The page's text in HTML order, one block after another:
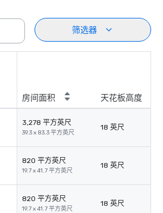
筛选器
房间面积 天花板高度
3,278 平方英尺
39.3 x 83.3 平方英尺
18 英尺
820 平方英尺
19.7 x 41.7 平方英尺
18 英尺
820 平方英尺
19.7 x 41.7 平方英尺
18 英尺